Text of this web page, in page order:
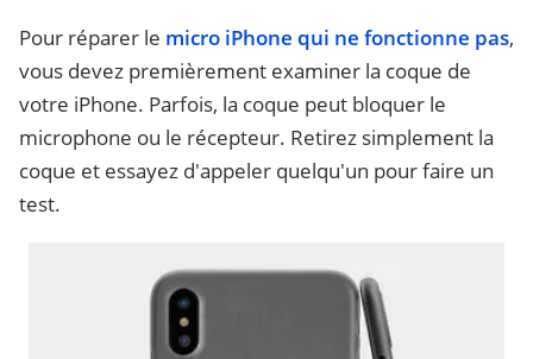
Pour réparer le micro iPhone qui ne fonctionne pas,
vous devez premièrement examiner la coque de
votre iPhone. Parfois, la coque peut bloquer le
microphone ou le récepteur. Retirez simplement la
coque et essayez d'appeler quelqu'un pour faire un
test.